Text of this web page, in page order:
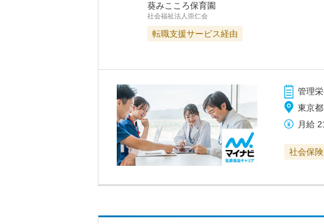
葵みこころ保育園
社会福祉法人崇仁会
転職支援サービス経由
管理
東京
月給
社会保